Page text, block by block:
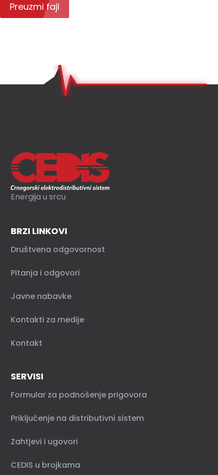
Preuzmi fajl
Energija u srcu
BRZI LINKOVI
Društvena odgovornost
Pitanja i odgovori
Javne nabavke
Kontakti za medije
Kontakt
SERVISI
Formular za podnošenje prigovora
Priključenje na distributivni sistem
Zahtjevi i ugovori
CEDIS u brojkama